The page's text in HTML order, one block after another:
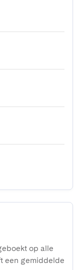
op alle
een gemiddelde